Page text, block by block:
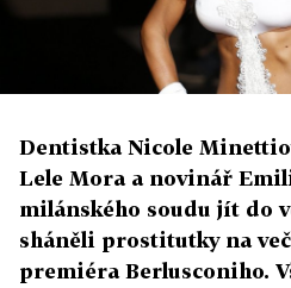
Dentistka Nicole
Lele Mora a novinář
milánského soudu jít do
sháněli prostitutky na
premiéra Berlusconiho.